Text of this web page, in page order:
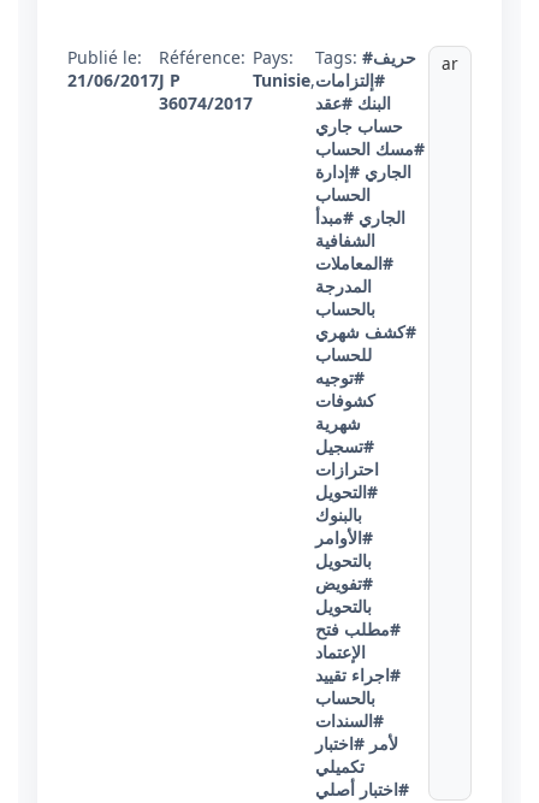
Publié le:
21/06/2017
Référence:
J P
36074/2017
Pays:
Tunisie,
Tags:
#حريف
#إلتزامات
البنك #عقد
حساب جاري
#مسك الحساب
الجاري #إدارة
الحساب
الجاري #مبدأ
الشفافية
#المعاملات
المدرجة
بالحساب
#كشف شهري
للحساب
#توجيه
كشوفات
شهرية
#تسجيل
احترازات
#التحويل
بالبنوك
#الأوامر
بالتحويل
#تفويض
بالتحويل
#مطلب فتح
الإعتماد
#اجراء تقييد
بالحساب
#السندات
لأمر #اختبار
تكميلي
#اختبار أصلي
ar